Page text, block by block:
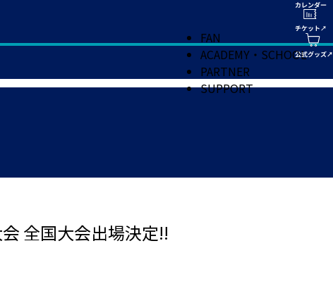
FAN
ACADEMY・SCHOOL
PARTNER
SUPPORT
全国大会出場決定!!